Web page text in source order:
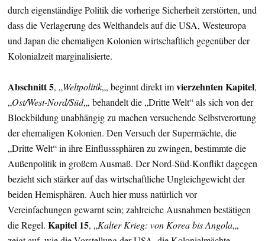
durch eigenständige Politik die vorherige Sicherheit zerstörten, und
dass die Verlagerung des Welthandels auf die USA, Westeuropa
und Japan die ehemaligen Kolonien wirtschaftlich gegenüber der
Kolonialzeit marginalisierte.
Abschnitt 5, „Weltpolitik„, beginnt direkt imvierzehnten Kapitel,
„Ost/West-Nord/Süd„, behandelt die „Dritte Welt“ als sich von der
Blockbildung unabhängig zu machen versuchende Selbstverortung
der ehemaligen Kolonien. Den Versuch der Supermächte, die
„Dritte Welt“ in ihre Einflusssphären zu zwingen, bestimmte die
Außenpolitik in großem Ausmaß. Der Nord-Süd-Konflikt dagegen
bezieht sich stärker auf das wirtschaftliche Ungleichgewicht der
beiden Hemisphären. Auch hier muss natürlich vor
Vereinfachungen gewarnt sein; zahlreiche Ausnahmen bestätigen
die Regel. Kapitel 15, „Kalter Krieg: von Korea bis Angola„,